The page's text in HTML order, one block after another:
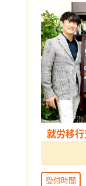
就労移
受付時間